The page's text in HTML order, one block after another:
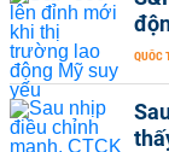
QUỐC